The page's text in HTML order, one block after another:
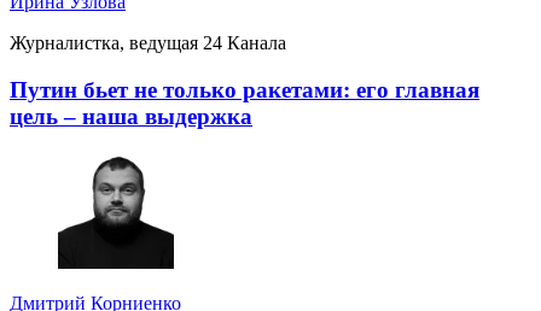
Журналистка, ведущая 24 Канала
Путин бьет не только ракетами: его главная
цель – наша выдержка
Дмитрий Корниенко